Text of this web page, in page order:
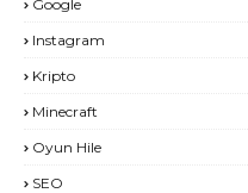
Google
Instagram
Kripto
Minecraft
Oyun Hile
SEO